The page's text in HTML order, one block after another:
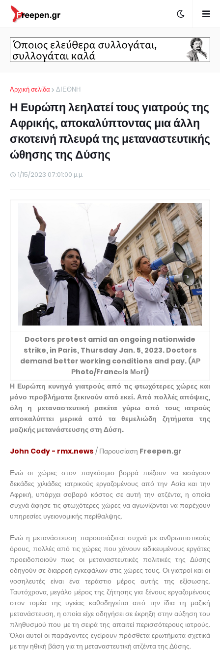
Αρχική σελίδα ΔΙΕΘΝΗ
Η Ευρώπη λεηλατεί τους γιατρούς της
Αφρικής, αποκαλύπτοντας μια άλλη
σκοτεινή πλευρά της μεταναστευτικής
ώθησης της Δύσης
1/15/2023 07:01:00 μ.μ.
Doctors protest amid an ongoing nationwide
strike, in Paris, Thursday Jan. 5, 2023. Doctors
demand better working conditions and pay. (ΑΡ
Ρhoto/Francοis Μοri)
Η Ευρώπη κυνηγά γιατρούς από τις φτωχότερες χώρες και
μόνο προβλήματα ξεκινούν από εκεί. Από πολλές απόψεις,
όλη η μεταναστευτική ρακέτα γύρω από τους ιατρούς
αποκαλύπτει μερικά από τα θεμελιώδη ζητήματα της
μαζικής μετανάστευσης στη Δύση.
John Cody - rmx.news / Παρουσίαση Freepen.gr
Ενώ οι χώρες στον παγκόσμιο βορρά πιέζουν να εισάγουν
δεκάδες χιλιάδες ιατρικούς εργαζομένους από την Ασία και την
Αφρική, υπάρχει σοβαρό κόστος σε αυτή την ατζέντα, η οποία
συχνά άφησε τις φτωχότερες χώρες να αγωνίζονται να παρέχουν
υπηρεσίες υγειονομικής περίθαλψης.
Ενώ η μετανάστευση παρουσιάζεται συχνά με ανθρωπιστικούς
όρους, πολλές από τις χώρες που χάνουν ειδικευμένους εργάτες
προειδοποιούν πως οι μεταναστευτικές πολιτικές της Δύσης
οδηγούν σε διαρροή εγκεφάλων στις χώρες τους. Οι γιατροί και οι
νοσηλευτές είναι ένα τεράστιο μέρος αυτής της εξίσωσης.
Ταυτόχρονα, μεγάλο μέρος της ζήτησης για ξένους εργαζομένους
στον τομέα της υγείας καθοδηγείται από την ίδια τη μαζική
μετανάστευση, η οποία είχε οδηγήσει σε έκρηξη στην αύξηση του
πληθυσμού που με τη σειρά της απαιτεί περισσότερους ιατρούς.
Όλοι αυτοί οι παράγοντες εγείρουν πρόσθετα ερωτήματα σχετικά
με την ηθική βάση για τη μεταναστευτική ατζέντα της Δύσης.